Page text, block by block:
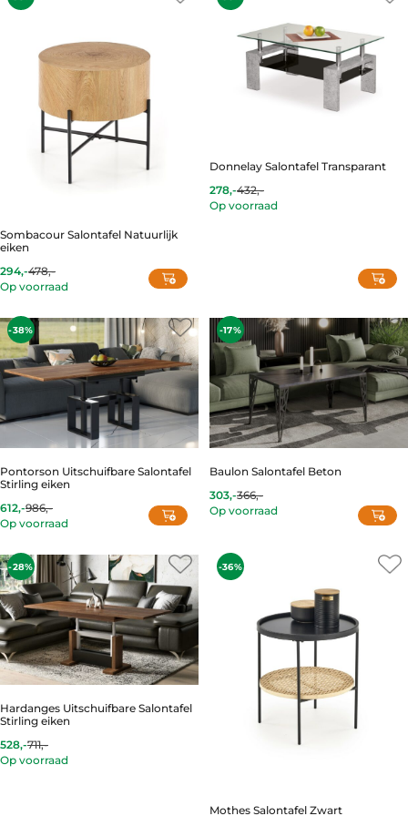
Sombacour Salontafel Natuurlijk
eiken
294,-
Current
price
294,-.
478,-
Original
price
478,-.
Op voorraad
Donnelay Salontafel Transparant
278,-
Current
price
432,-
Original
price
Op voorraad
-38%
Pontorson Uitschuifbare Salontafel
Stirling eiken
612,-
Current
price
612,-.
986,-
Original
price
986,-.
Op voorraad
-17%
Baulon Salontafel Beton
303,-
Current
price
366,-
Original
price
Op voorraad
-28%
Hardanges Uitschuifbare Salontafel
Stirling eiken
711,-
528,-
Op voorraad
-36%
Mothes Salontafel Zwart